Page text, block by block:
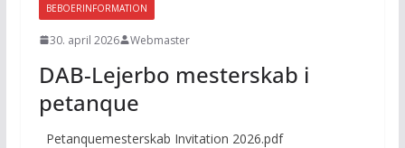
BEBOERINFORMATION
30. april 2026 Webmaster
DAB-Lejerbo mesterskab i
petanque
Petanquemesterskab Invitation 2026.pdf